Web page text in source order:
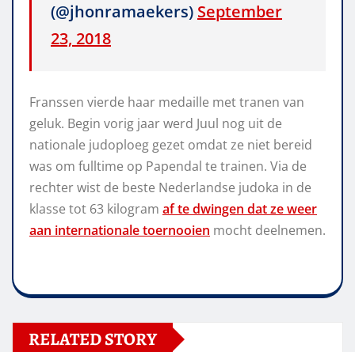
(@jhonramaekers) September
23, 2018
Franssen vierde haar medaille met tranen van
geluk. Begin vorig jaar werd Juul nog uit de
nationale judoploeg gezet omdat ze niet bereid
was om fulltime op Papendal te trainen. Via de
rechter wist de beste Nederlandse judoka in de
klasse tot 63 kilogram af te dwingen dat ze weer
aan internationale toernooien mocht deelnemen.
RELATED STORY